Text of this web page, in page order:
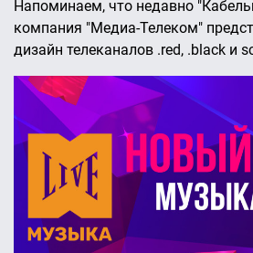
Напоминаем, что недавно
компания "Медиа-Телеком"
дизайн телеканалов .red, .black и